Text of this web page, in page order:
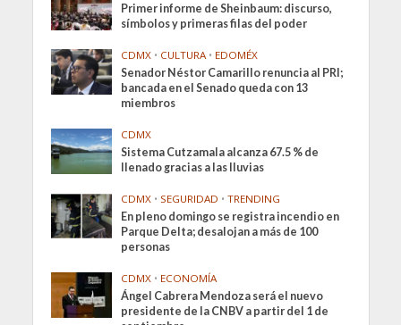
Primer informe de Sheinbaum: discurso,
símbolos y primeras filas del poder
CDMX • CULTURA • EDOMÉX
Senador Néstor Camarillo renuncia al PRI;
bancada en el Senado queda con 13
miembros
CDMX
Sistema Cutzamala alcanza 67.5 % de
llenado gracias a las lluvias
CDMX • SEGURIDAD • TRENDING
En pleno domingo se registra incendio en
Parque Delta; desalojan a más de 100
personas
CDMX • ECONOMÍA
Ángel Cabrera Mendoza será el nuevo
presidente de la CNBV a partir del 1 de